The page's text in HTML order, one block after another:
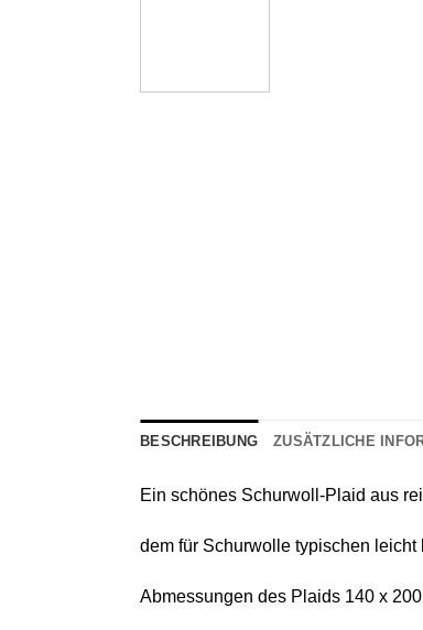
BESCHREIBUNG ZUSÄTZLICHE
Ein schönes Schurwoll-Plaid aus
dem für Schurwolle typischen
Abmessungen des Plaids 140 х